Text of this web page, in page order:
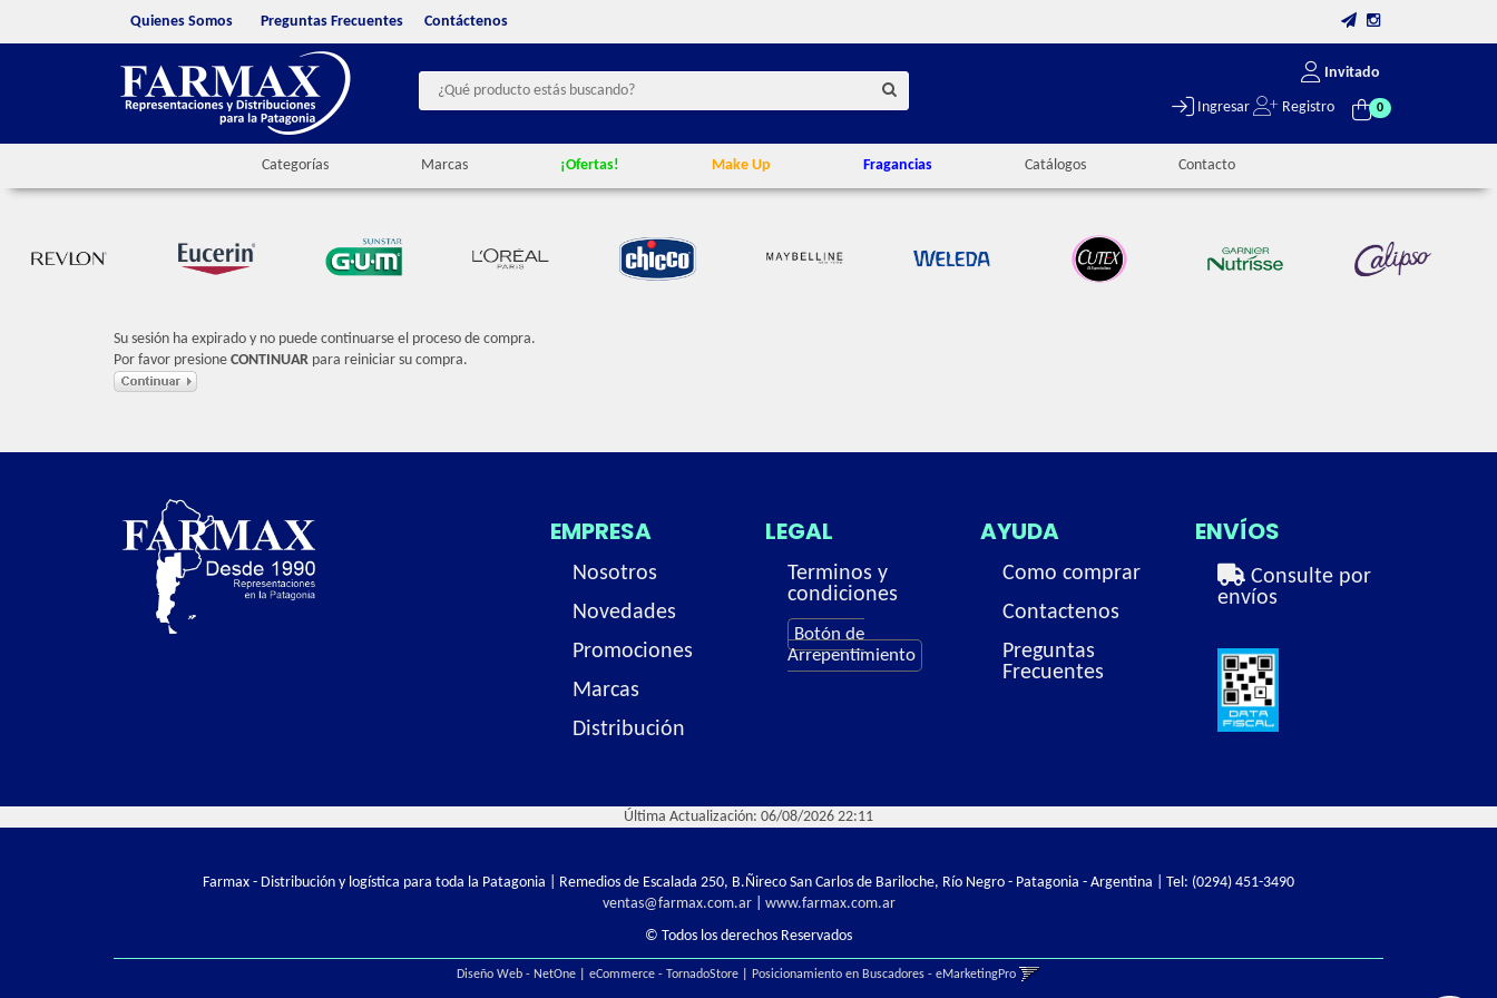
Quienes Somos Preguntas Frecuentes Contáctenos
Invitado
Ingresar Registro 0
Categorías Marcas ¡Ofertas! Make Up Fragancias Catálogos Contacto
Su sesión ha expirado y no puede continuarse el proceso de compra.
Por favor presione CONTINUAR para reiniciar su compra.
EMPRESA
Nosotros
Novedades
Promociones
Marcas
Distribución
LEGAL
Terminos y
condiciones
Botón de
Arrepentimiento
AYUDA
Como comprar
Contactenos
Preguntas
Frecuentes
ENVÍOS
Consulte por
envíos
Última Actualización: 06/08/2026 22:11
Farmax - Distribución y logística para toda la Patagonia | Remedios de Escalada 250, B.Ñireco San Carlos de Bariloche, Río Negro - Patagonia - Argentina | Tel: (0294) 451-3490
ventas@farmax.com.ar| www.farmax.com.ar
© Todos los derechos Reservados
Diseño Web - NetOne eCommerce - TornadoStore Posicionamiento en Buscadores - eMarketingPro